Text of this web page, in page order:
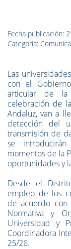
Fecha publicación:
Categoría:
Las
con el
articular de la
celebración de
Andaluz, van a
detección del
transmisión de
se
momentos de la
oportunidades y
Desde el
empleo de los
de acuerdo con
Normativa y
Universidad y
Coordinadora
25/26.